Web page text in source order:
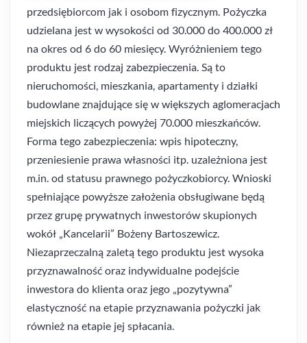
przedsiębiorcom jak i osobom fizycznym. Pożyczka
udzielana jest w wysokości od 30.000 do 400.000 zł
na okres od 6 do 60 miesięcy. Wyróżnieniem tego
produktu jest rodzaj zabezpieczenia. Są to
nieruchomości, mieszkania, apartamenty i działki
budowlane znajdujące się w większych aglomeracjach
miejskich liczących powyżej 70.000 mieszkańców.
Forma tego zabezpieczenia: wpis hipoteczny,
przeniesienie prawa własności itp. uzależniona jest
m.in. od statusu prawnego pożyczkobiorcy. Wnioski
spełniające powyższe założenia obsługiwane będą
przez grupę prywatnych inwestorów skupionych
wokół „Kancelarii” Bożeny Bartoszewicz.
Niezaprzeczalną zaletą tego produktu jest wysoka
przyznawalność oraz indywidualne podejście
inwestora do klienta oraz jego „pozytywna”
elastyczność na etapie przyznawania pożyczki jak
również na etapie jej spłacania.